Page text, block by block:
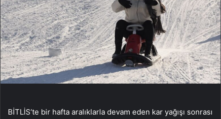
BİTLİS’te bir hafta aralıklarla devam eden kar yağışı sonrası